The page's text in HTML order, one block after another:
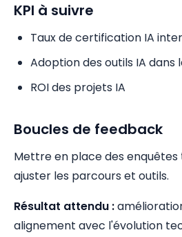
KPI à suivre
Taux de certification IA
Adoption des outils IA dans
ROI des projets IA
Boucles de feedback
Mettre en place des
ajuster les parcours et outils.
Résultat attendu :
alignement avec l'évolution